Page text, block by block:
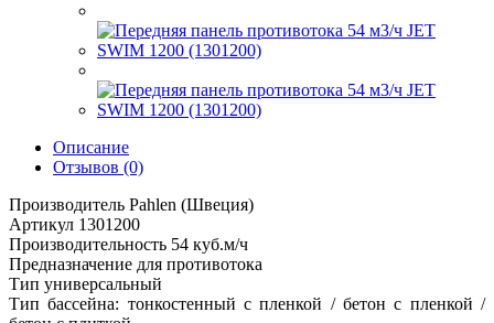
Описание
Отзывов (0)
Производитель Pahlen (Швеция)
Артикул 1301200
Производительность 54 куб.м/ч
Предназначение для противотока
Тип универсальный
Тип бассейна: тонкостенный с пленкой / бетон с пленкой /